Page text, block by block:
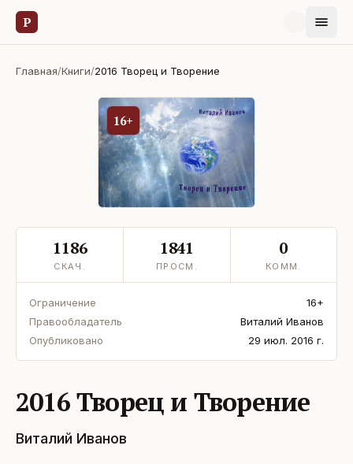
Р
Главная/Книги/2016 Творец и Творение
16+
1186
СКАЧ.
1841
ПРОСМ.
0
КОММ.
Ограничение
16+
Правообладатель
Виталий Иванов
Опубликовано
29 июл. 2016 г.
2016 Творец и Творение
Виталий Иванов